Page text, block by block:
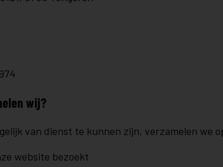
wij?
van dienst te kunnen zijn, verzamelen we
website bezoekt